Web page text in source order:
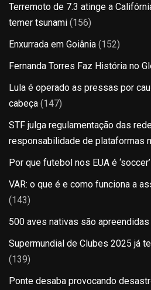
Terremoto de 7.3 atinge a
temer tsunami (156)
Enxurrada em Goiânia (152)
Fernanda Torres Faz História no
Lula é operado as pressas por
cabeça (147)
STF julga regulamentação das
responsabilidade de plataformas
Por que futebol nos EUA é
VAR: o que é e como funciona a
(143)
500 aves nativas são
Supermundial de Clubes 2025 já
(139)
Ponte desaba provocando